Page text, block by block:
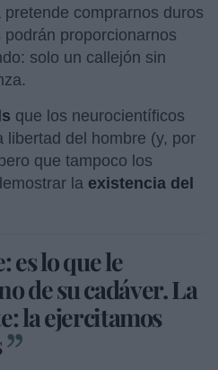
comprarnos duros
proporcionarnos
solo un callejón sin
que los neurocientíficos
libertad del hombre (y, por
que tampoco los
la existencia del
es lo que le
de su cadáver. La
la ejercitamos